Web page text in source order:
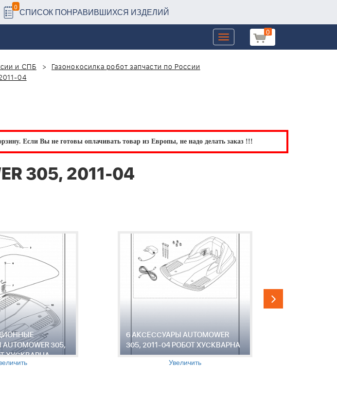
0 СПИСОК ПОНРАВИВШИХСЯ ИЗДЕЛИЙ
0
Toggle
navigation
и СПБ
Газонокосилка робот запчасти по России
04
Если Вы не готовы оплачивать товар из Европы, не надо делать заказ !!!
305, 2011-04
305,
ХУСКВАРНА
6 АКСЕССУАРЫ AUTOMOWER
305, 2011-04 РОБОТ ХУСКВАРНА
Увеличить